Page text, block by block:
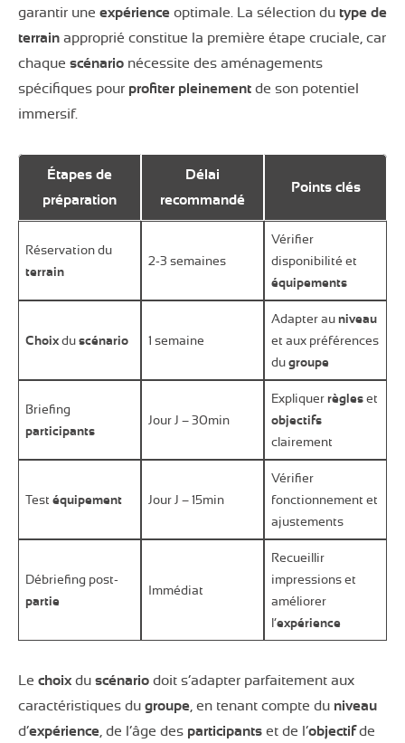
garantir une expérience optimale. La sélection du type de
terrain approprié constitue la première étape cruciale, car
chaque scénario nécessite des aménagements
spécifiques pour profiter pleinement de son potentiel
immersif.
Étapes de
préparation
Délai
recommandé
Points clés
Réservation du
terrain
2-3 semaines
Vérifier
disponibilité et
équipements
Choixduscénario 1 semaine
Adapter auniveau
et aux préférences
dugroupe
Briefing
participants
Jour J – 30min
Expliquerrègleset
objectifs
clairement
Test équipement Jour J – 15min
Vérifier
fonctionnement et
ajustements
Débriefing post-
partie
Immédiat
Recueillir
impressions et
améliorer
l’expérience
Le choix du scénario doit s’adapter parfaitement aux
caractéristiques du groupe , en tenant compte du niveau
d’expérience , de l’âge des participants et de l’objectifde